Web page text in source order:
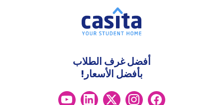
أفضل غرف الطلاب
بأفضل الأسعار!